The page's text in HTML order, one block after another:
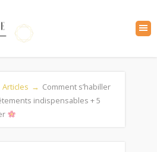
Articles → Comment s’habiller
indispensables + 5